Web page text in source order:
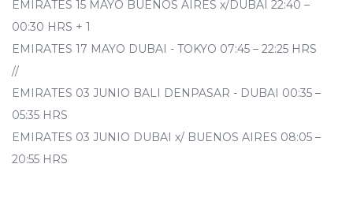
EMIRATES 15 MAYO BUENOS AIRES x/DUBAI 22:40 –
00:30 HRS + 1
EMIRATES 17 MAYO DUBAI - TOKYO 07:45 – 22:25 HRS
//
EMIRATES 03 JUNIO BALI DENPASAR - DUBAI 00:35 –
05:35 HRS
EMIRATES 03 JUNIO DUBAI x/ BUENOS AIRES 08:05 –
20:55 HRS